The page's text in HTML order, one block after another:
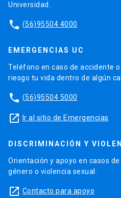
Universidad.
phone (56)95504 4000
EMERGENCIAS UC
Teléfono en caso de accidente
riesgo tu vida dentro de algún
phone (56)95504 5000
launch Ir al sitio de Emergencias
DISCRIMINACIÓN Y
Orientación y apoyo en casos
género o violencia sexual.
launch Contacto para apoyo